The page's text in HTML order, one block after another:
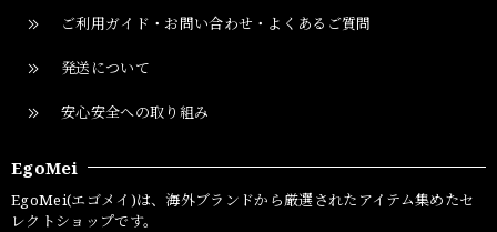
ご利用ガイド・お問い合わせ・よくあるご質問
発送について
安心安全への取り組み
EgoMei
EgoMei(エゴメイ)は、海外ブランドから厳選されたアイテム集めたセ
レクトショップです。